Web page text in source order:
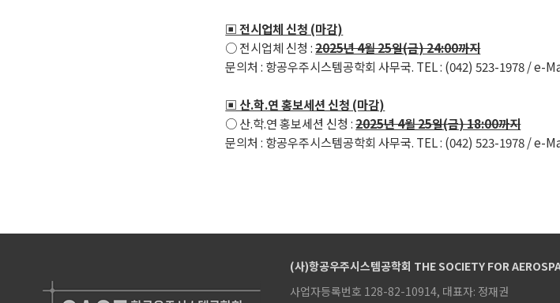
▣ 전시업체 신청 (마감)
○ 전시업체 신청 :2025년 4월 25일(금) 24:00까지
문의처 : 항공우주시스템공학회 사무국. TEL : (042) 523-1978 / e-
▣ 산.학.연 홍보세션 신청 (마감)
○ 산.학.연 홍보세션 신청 :2025년 4월 25일(금) 18:00까지
문의처 : 항공우주시스템공학회 사무국. TEL : (042) 523-1978 / e-
(사)항공우주시스템공학회 THE SOCIETY FOR
사업자등록번호 128-82-10914, 대표자: 정재권